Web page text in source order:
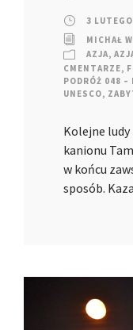
3
MICHAŁ
AZJA,
CMENTARZE,
PODRÓŻ 048 –
UNESCO,
Kolejne ludy
kanionu
w końcu
sposób.